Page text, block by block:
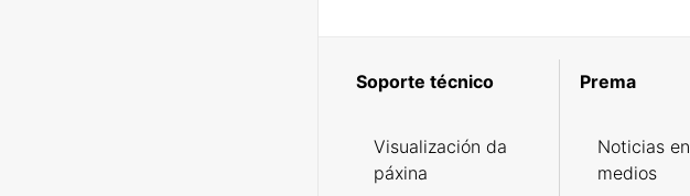
Soporte técnico
Visualización da
páxina
Prema
Noticias
medios